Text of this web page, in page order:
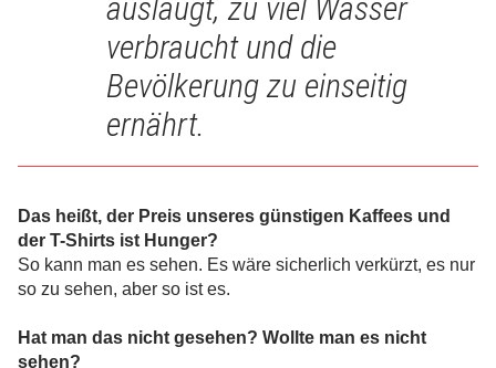
auslaugt, zu viel Wasser
verbraucht und die
Bevölkerung zu einseitig
ernährt.
Das heißt, der Preis unseres günstigen Kaffees und
der T-Shirts ist Hunger?
So kann man es sehen. Es wäre sicherlich verkürzt, es nur
so zu sehen, aber so ist es.
Hat man das nicht gesehen? Wollte man es nicht
sehen?